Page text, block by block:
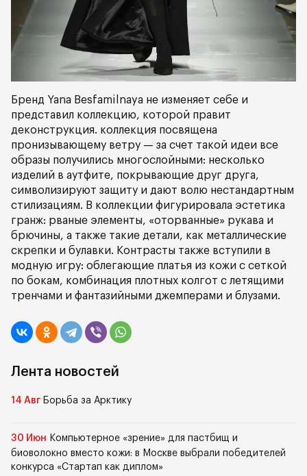
Бренд Yana Besfamilnaya не изменяет себе и
представил коллекцию, которой правит
деконструкция. коллекция посвящена
пронизывающему ветру — за счет такой идеи все
образы получились многослойными: несколько
изделий в аутфите, покрывающие друг друга,
символизируют защиту и дают волю нестандартным
стилизациям. В коллекции фигурировала эстетика
гранж: рваные элементы, «оторванные» рукава и
брючины, а также такие детали, как металлические
скрепки и булавки. Контрасты также вступили в
модную игру: облегающие платья из кожи с сеткой
по бокам, комбинация плотных колгот с летящими
тренчами и фантазийными джемперами и блузами.
Лента новостей
14 Авг Борьба за Арктику
30 Июн Компьютерное «зрение» для пастбищ и
биоволокно вместо кожи: в Москве выбрали победителей
конкурса «Стартап как диплом»